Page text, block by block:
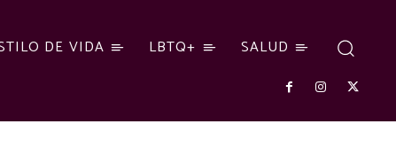
DE VIDA LBTQ+ SALUD